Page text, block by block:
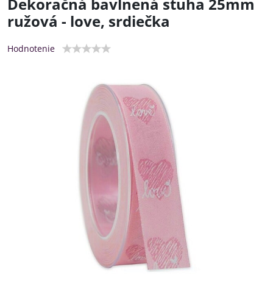
ružová - love, srdiečka
Hodnotenie